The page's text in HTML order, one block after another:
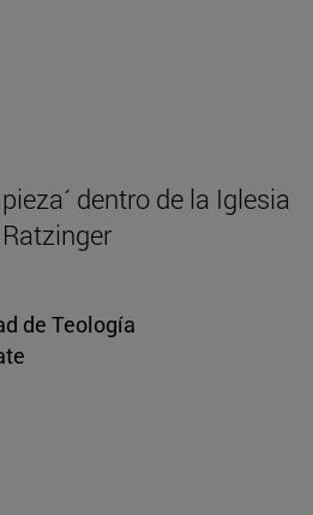
dentro de la Iglesia
de Teología